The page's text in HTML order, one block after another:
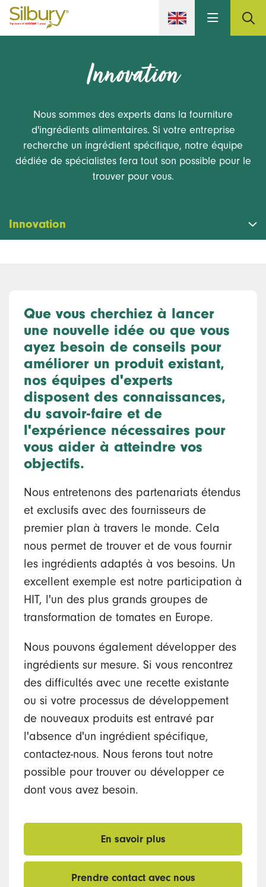
Innovation
Nous sommes des experts dans la fourniture
d'ingrédients alimentaires. Si votre entreprise
recherche un ingrédient spécifique, notre équipe
dédiée de spécialistes fera tout son possible pour le
trouver pour vous.
Innovation
Que vous cherchiez à lancer
une nouvelle idée ou que vous
ayez besoin de conseils pour
améliorer un produit existant,
nos équipes d'experts
disposent des connaissances,
du savoir-faire et de
l'expérience nécessaires pour
vous aider à atteindre vos
objectifs.
Nous entretenons des partenariats étendus
et exclusifs avec des fournisseurs de
premier plan à travers le monde. Cela
nous permet de trouver et de vous fournir
les ingrédients adaptés à vos besoins. Un
excellent exemple est notre participation à
HIT, l'un des plus grands groupes de
transformation de tomates en Europe.
Nous pouvons également développer des
ingrédients sur mesure. Si vous rencontrez
des difficultés avec une recette existante
ou si votre processus de développement
de nouveaux produits est entravé par
l'absence d'un ingrédient spécifique,
contactez-nous. Nous ferons tout notre
possible pour trouver ou développer ce
dont vous avez besoin.
En savoir plus
Prendre contact avec nous